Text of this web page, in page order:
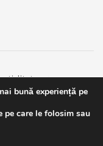
.
bună experiență pe
pe care le folosim sau
to use this
being used. Visit our